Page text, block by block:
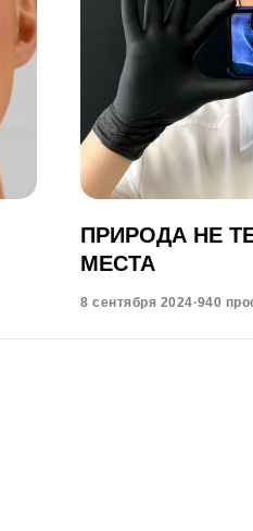
ПРИРОДА НЕ
МЕСТА
8 сентября 2024·940